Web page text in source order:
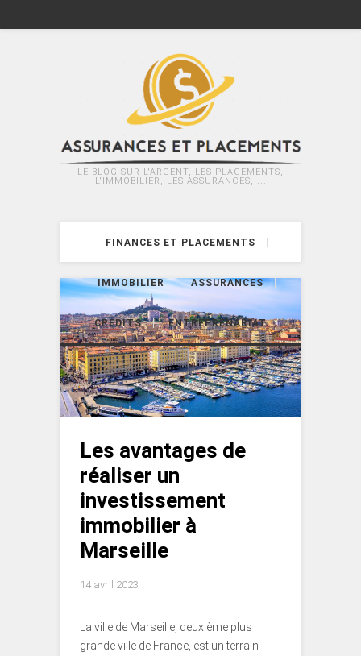
LE BLOG SUR L'ARGENT, LES PLACEMENTS,
L'IMMOBILIER, LES ASSURANCES, ...
FINANCES ET PLACEMENTS
IMMOBILIER ASSURANCES
CRÉDITS ENTREPRENARIAT
Les avantages de
réaliser un
investissement
immobilier à
Marseille
14 avril 2023
La ville de Marseille, deuxième plus
grande ville de France, est un terrain